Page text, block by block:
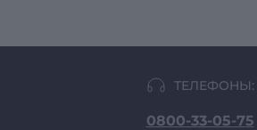
ТЕЛЕФОНЫ:
0800-33-05-75